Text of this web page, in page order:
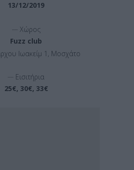
13/12/2019
Χώρος
Fuzz club
Ιωακείμ 1, Μοσχάτο
Εισιτήρια
25€, 30€, 33€